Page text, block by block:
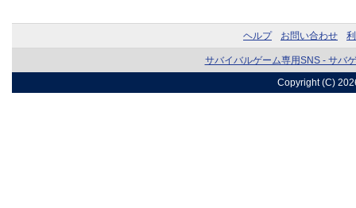
ヘルプ お問い合わせ
サバイバルゲーム専用SNS - サバ
Copyright (C)